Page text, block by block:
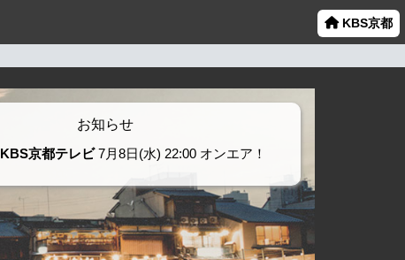
KBS京都
お知らせ
KBS京都テレビ7月8日(水) 22:00 オンエア！